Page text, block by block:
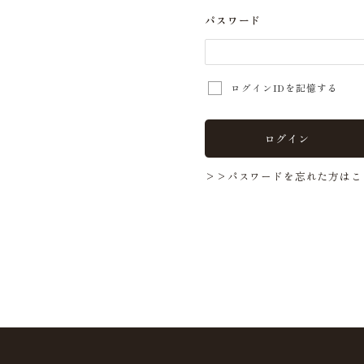
パスワード
ログインIDを記憶する
ログイン
>>パスワードを忘れた方は